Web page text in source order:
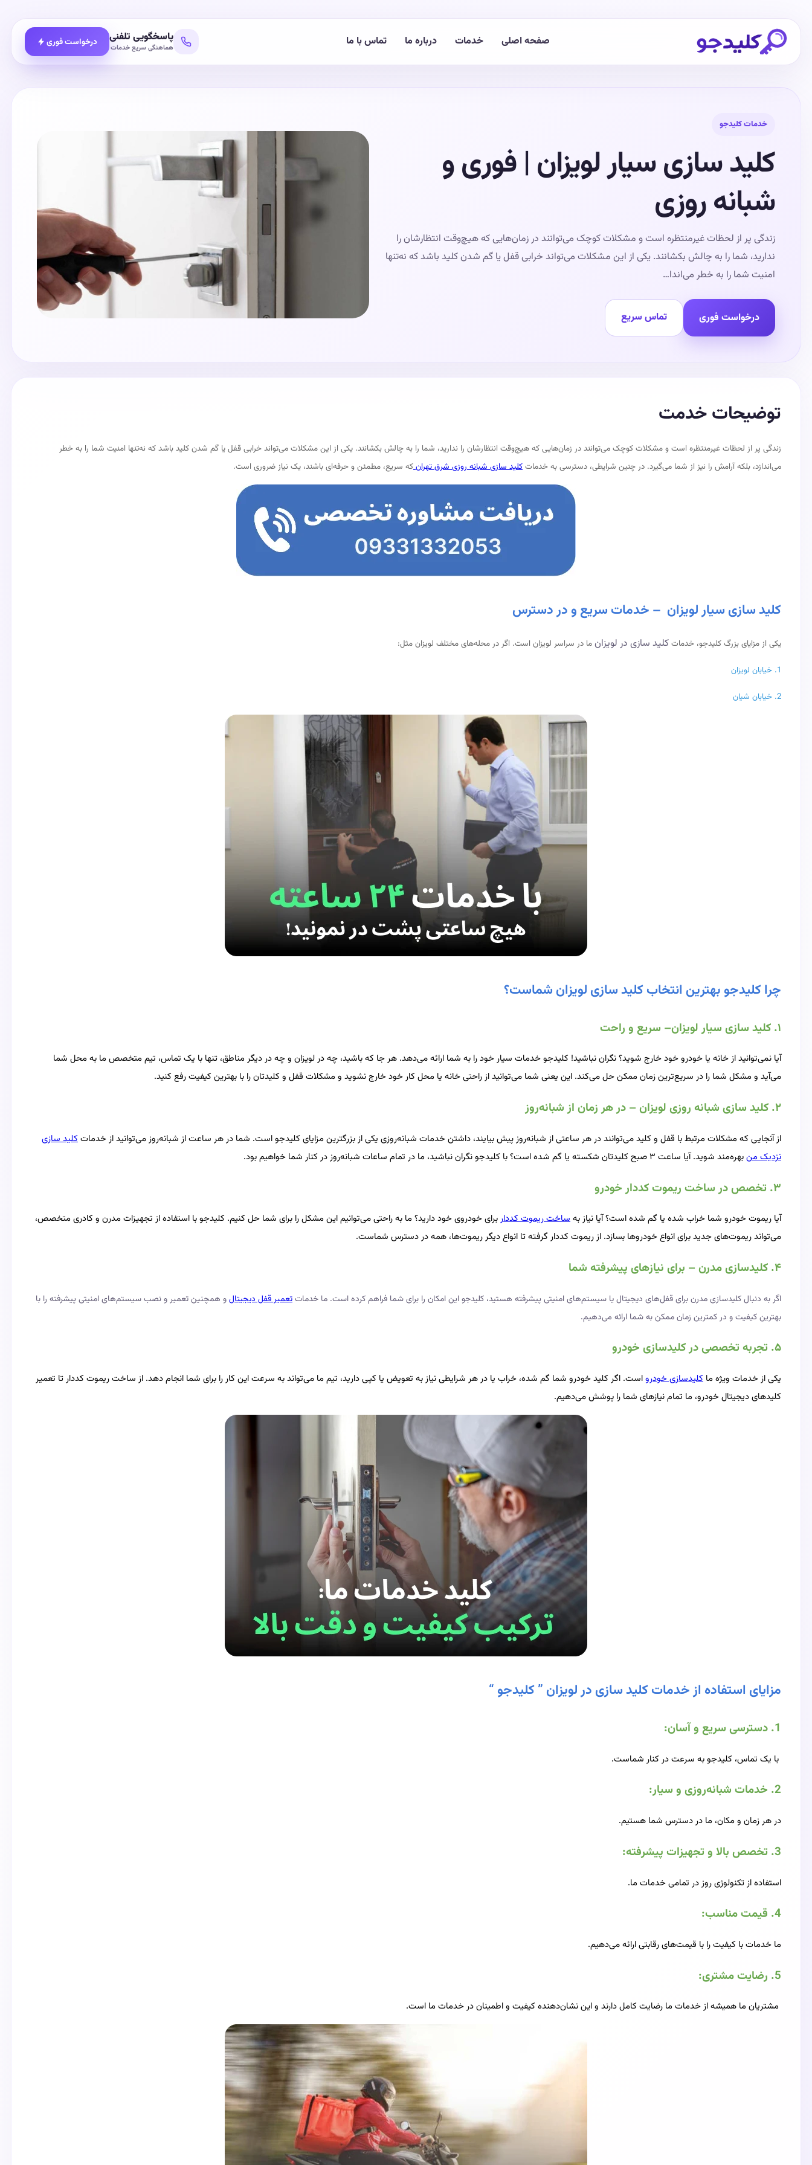
صفحه اصلی خدمات درباره ما تماس با ما پاسخگویی تلفنی
هماهنگی سریع خدمات درخواست فوری
خدمات کلیدجو
کلید سازی سیار لویزان | فوری و
شبانه روزی
زندگی پر از لحظات غیرمنتظره است و مشکلات کوچک می‌توانند در زمان‌هایی که هیچ‌وقت انتظارشان را
ندارید، شما را به چالش بکشانند. یکی از این مشکلات می‌تواند خرابی قفل یا گم شدن کلید باشد که نه‌تنها
امنیت شما را به خطر می‌اندا…
درخواست فوری تماس سریع
توضیحات خدمت
زندگی پر از لحظات غیرمنتظره است و مشکلات کوچک می‌توانند در زمان‌هایی که هیچ‌وقت انتظارشان را ندارید، شما را به چالش بکشانند. یکی از این مشکلات می‌تواند خرابی قفل یا گم شدن کلید باشد که نه‌تنها امنیت شما را به خطر
می‌اندازد، بلکه آرامش را نیز از شما می‌گیرد. در چنین شرایطی، دسترسی به خدماتکلید سازی شبانه‌ روزی شرق تهرانکه سریع، مطمئن و حرفه‌ای باشند، یک نیاز ضروری است.
کلید سازی سیار لویزان – خدمات سریع و در دسترس
یکی از مزایای بزرگ کلیدجو، خدماتکلید سازی در لویزانما در سراسر لویزان است. اگر در محله‌های مختلف لویزان مثل:
1. خیابان لویزان
2. خیابان شیان
چرا کلیدجو بهترین انتخاب کلید سازی لویزان شماست؟
۱. کلید سازی سیار لویزان– سریع و راحت
آیا نمی‌توانید از خانه یا خودرو خود خارج شوید؟ نگران نباشید! کلیدجو خدمات سیار خود را به شما ارائه می‌دهد. هر جا که باشید، چه در لویزان و چه در دیگر مناطق، تنها با یک تماس، تیم متخصص ما به محل شما
می‌آید و مشکل شما را در سریع‌ترین زمان ممکن حل می‌کند. این یعنی شما می‌توانید از راحتی خانه یا محل کار خود خارج نشوید و مشکلات قفل و کلیدتان را با بهترین کیفیت رفع کنید.
۲. کلید سازی شبانه‌ روزی لویزان – در هر زمان از شبانه‌روز
از آنجایی که مشکلات مرتبط با قفل و کلید می‌توانند در هر ساعتی از شبانه‌روز پیش بیایند، داشتن خدمات شبانه‌روزی یکی از بزرگترین مزایای کلیدجو است. شما در هر ساعت از شبانه‌روز می‌توانید از خدماتکلید سازی
نزدیک منبهره‌مند شوید. آیا ساعت ۳ صبح کلیدتان شکسته یا گم شده است؟ با کلیدجو نگران نباشید، ما در تمام ساعات شبانه‌روز در کنار شما خواهیم بود.
۳. تخصص در ساخت ریموت کددار خودرو
آیا ریموت خودرو شما خراب شده یا گم شده است؟ آیا نیاز بهساخت ریموت کدداربرای خودروی خود دارید؟ ما به راحتی می‌توانیم این مشکل را برای شما حل کنیم. کلیدجو با استفاده از تجهیزات مدرن و کادری متخصص،
می‌تواند ریموت‌های جدید برای انواع خودروها بسازد. از ریموت کددار گرفته تا انواع دیگر ریموت‌ها، همه در دسترس شماست.
۴. کلیدسازی مدرن – برای نیازهای پیشرفته شما
اگر به دنبال کلیدسازی مدرن برای قفل‌های دیجیتال یا سیستم‌های امنیتی پیشرفته هستید، کلیدجو این امکان را برای شما فراهم کرده است. ما خدماتتعمیر قفل دیجیتالو همچنین تعمیر و نصب سیستم‌های امنیتی پیشرفته را با
بهترین کیفیت و در کمترین زمان ممکن به شما ارائه می‌دهیم.
۵. تجربه تخصصی در کلیدسازی خودرو
یکی از خدمات ویژه ما کلیدسازی خودرواست. اگر کلید خودرو شما گم شده، خراب یا در هر شرایطی نیاز به تعویض یا کپی دارید، تیم ما می‌تواند به سرعت این کار را برای شما انجام دهد. از ساخت ریموت کددار تا تعمیر
کلیدهای دیجیتال خودرو، ما تمام نیازهای شما را پوشش می‌دهیم.
مزایای استفاده از خدمات کلید سازی در لویزان ” کلیدجو “
1. دسترسی سریع و آسان:
با یک تماس، کلیدجو به سرعت در کنار شماست.
2. خدمات شبانه‌روزی و سیار:
در هر زمان و مکان، ما در دسترس شما هستیم.
3. تخصص بالا و تجهیزات پیشرفته:
استفاده از تکنولوژی روز در تمامی خدمات ما.
4. قیمت مناسب:
ما خدمات با کیفیت را با قیمت‌های رقابتی ارائه می‌دهیم.
5. رضایت مشتری:
مشتریان ما همیشه از خدمات ما رضایت کامل دارند و این نشان‌دهنده کیفیت و اطمینان در خدمات ما است.